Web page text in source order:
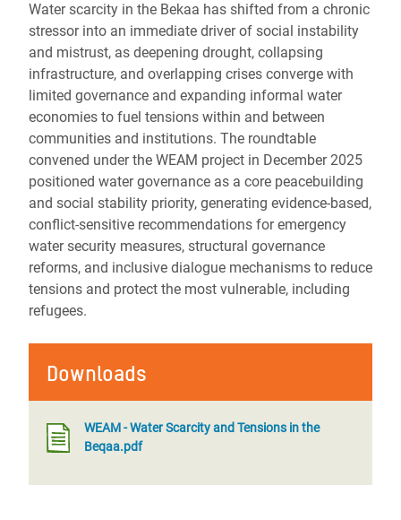
Water scarcity in the Bekaa has shifted from a chronic
stressor into an immediate driver of social instability
and mistrust, as deepening drought, collapsing
infrastructure, and overlapping crises converge with
limited governance and expanding informal water
economies to fuel tensions within and between
communities and institutions. The roundtable
convened under the WEAM project in December 2025
positioned water governance as a core peacebuilding
and social stability priority, generating evidence-based,
conflict-sensitive recommendations for emergency
water security measures, structural governance
reforms, and inclusive dialogue mechanisms to reduce
tensions and protect the most vulnerable, including
refugees.
Downloads
WEAM - Water Scarcity and Tensions in the
Beqaa.pdf